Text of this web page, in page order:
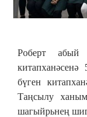
Роберт абый
бүген
Таңсылу
шагыйрьнең